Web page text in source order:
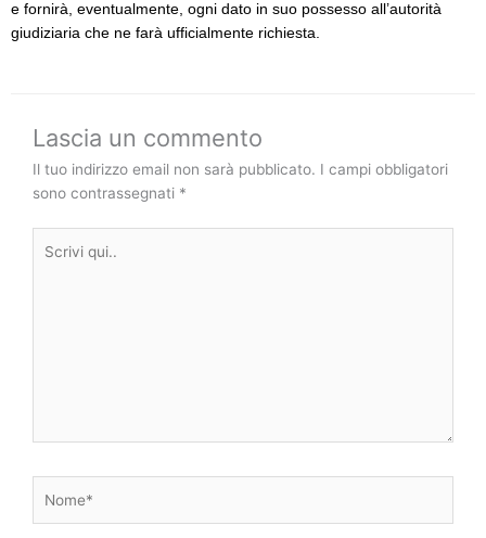
e fornirà, eventualmente, ogni dato in suo possesso all’autorità
giudiziaria che ne farà ufficialmente richiesta.
Lascia un commento
Il tuo indirizzo email non sarà pubblicato. I campi obbligatori
sono contrassegnati *
qui..